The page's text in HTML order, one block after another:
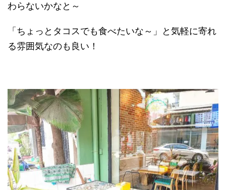
わらないかなと～
「ちょっとタコスでも食べたいな～」と気軽に寄れ
る雰囲気なのも良い！